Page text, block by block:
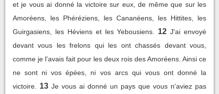
et je vous ai donné la victoire sur eux, de même que sur les
Amoréens, les Phéréziens, les Cananéens, les Hittites, les
Guirgasiens, les Héviens et les Yebousiens.
12 J'ai envoyé
devant vous les frelons qui les ont chassés devant vous,
comme je l'avais fait pour les deux rois des Amoréens. Ainsi ce
ne sont ni vos épées, ni vos arcs qui vous ont donné la
victoire.
13 Je vous ai donné un pays que vous n'aviez pas